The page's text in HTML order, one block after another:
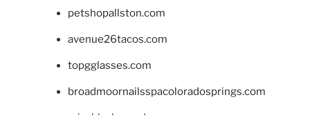
petshopallston.com
avenue26tacos.com
topgglasses.com
broadmoornailsspacoloradosprings.com